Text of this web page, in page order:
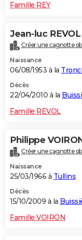
Famille REY
Jean-luc REVOL
Créer une cagnotte
Naissance
06/08/1953 à la
Décès
22/04/2010 à la
Famille REVOL
Philippe
Créer une cagnotte
Naissance
25/03/1966 à Tullins
Décès
15/10/2009 à la
Famille VOIRON